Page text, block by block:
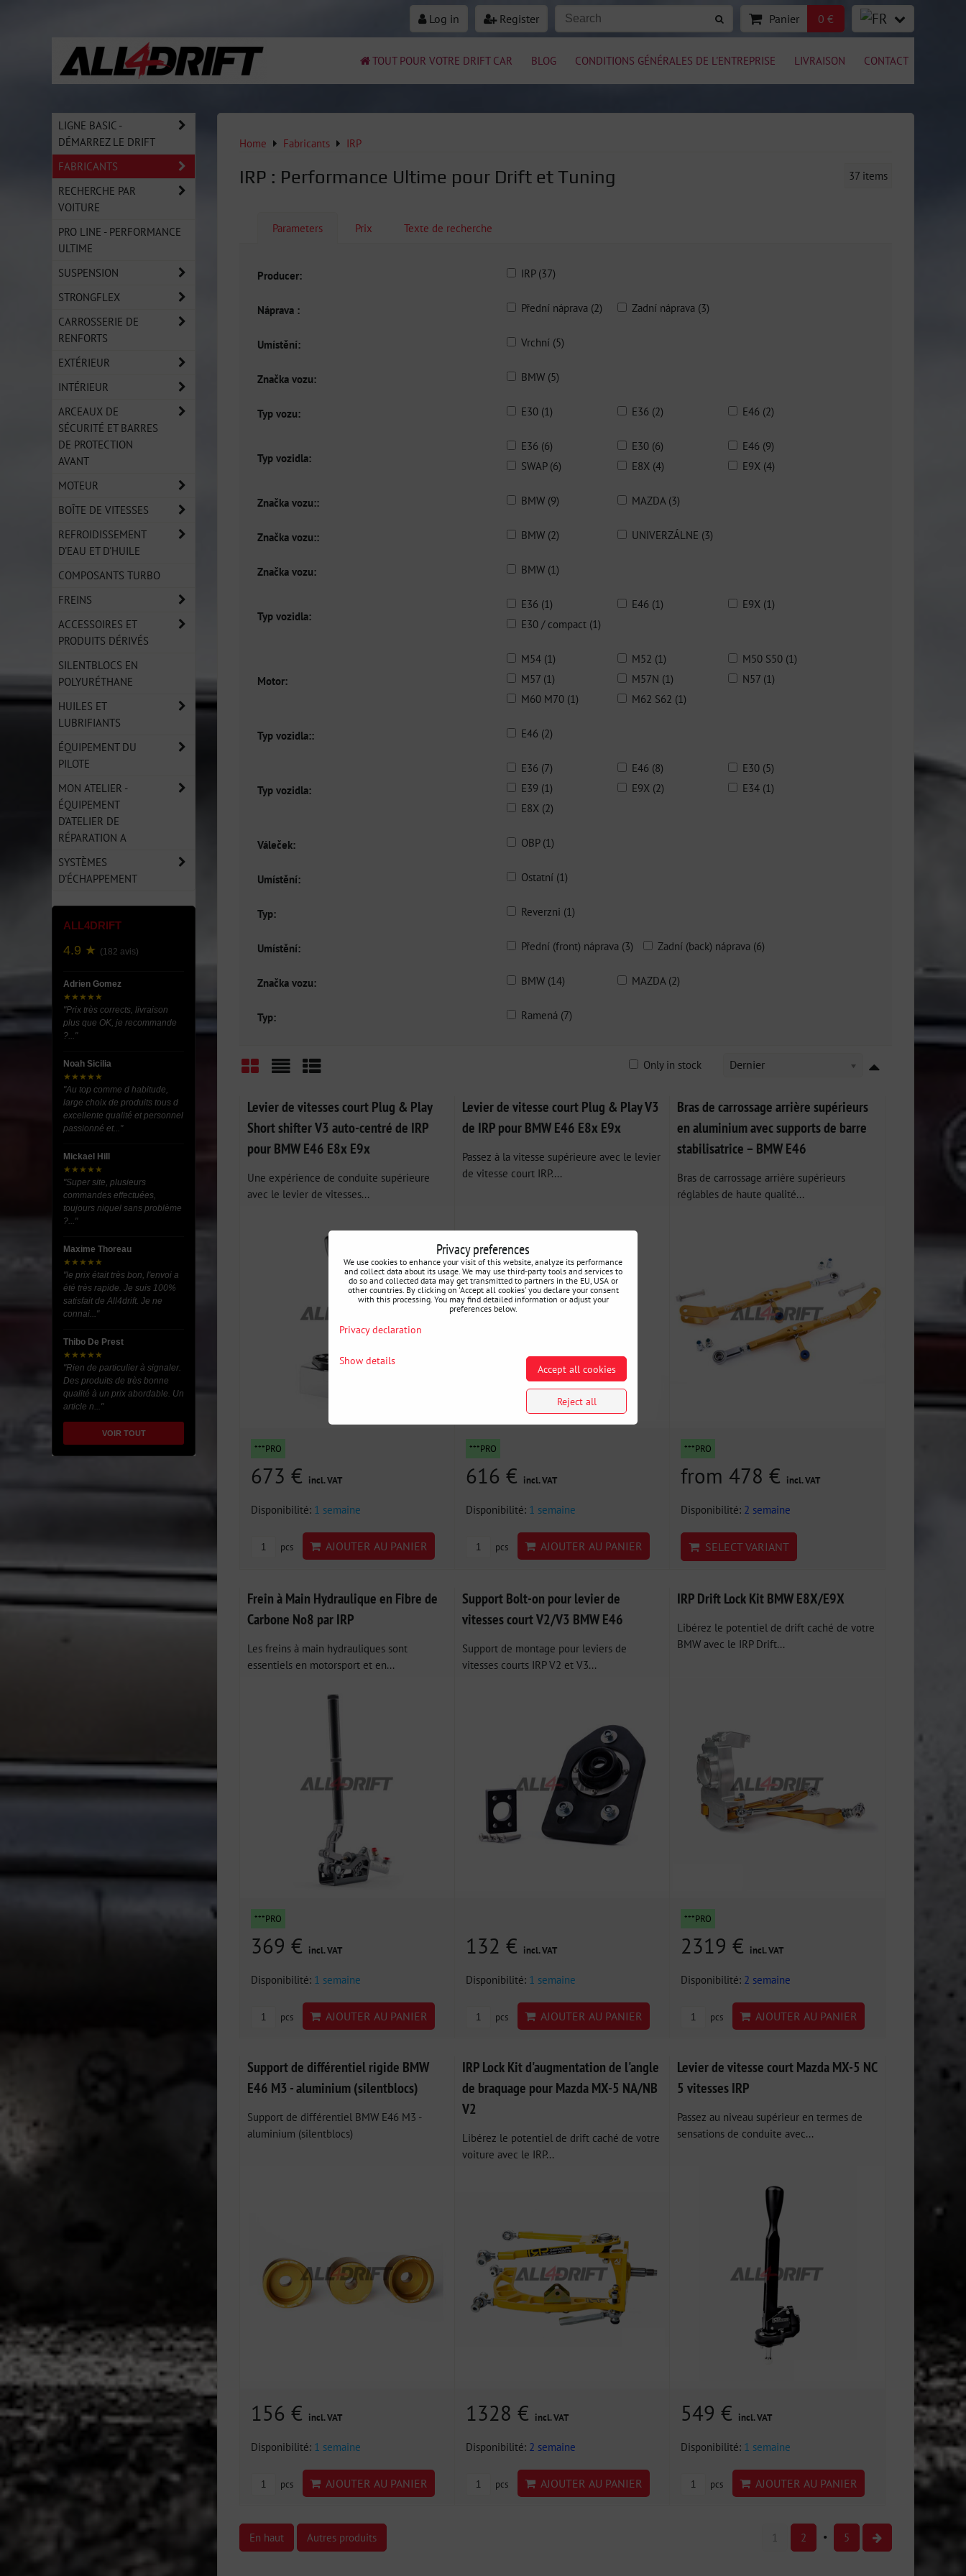
Log in Register Panier 0 €
TOUT POUR VOTRE DRIFT CAR BLOG CONDITIONS GÉNÉRALES DE L'ENTREPRISE LIVRAISON CONTACT
Home Fabricants IRP
IRP : Performance Ultime pour Drift et Tuning 37 items
Parameters Prix Texte de recherche
Producer: IRP (37)
Náprava : Přední náprava (2) Zadní náprava (3)
Umístění: Vrchní (5)
Značka vozu: BMW (5)
Typ vozu: E30 (1) E36 (2) E46 (2)
Typ vozidla:
E36 (6) E30 (6)
E46 (9)
SWAP (6)
E8X (4) E9X (4)
Značka vozu:: BMW (9) MAZDA (3)
Značka vozu:: BMW (2) UNIVERZÁLNE (3)
Značka vozu: BMW (1)
Typ vozidla:
E36 (1) E46 (1)
E9X (1)
E30 / compact (1)
Motor:
M54 (1) M52 (1)
M50 S50 (1)
M57 (1)
M57N (1)
N57 (1)
M60 M70 (1)
M62 S62 (1)
Typ vozidla:: E46 (2)
Typ vozidla:
E36 (7) E46 (8)
E30 (5)
E39 (1)
E9X (2)
E34 (1)
E8X (2)
Váleček: OBP (1)
Umístění: Ostatní (1)
Typ: Reverzni (1)
Umístění: Přední (front) náprava (3) Zadní (back) náprava (6)
Značka vozu: BMW (14) MAZDA (2)
Typ: Ramená (7)
Dernier
Only in stock
Levier de vitesses court Plug & Play
Short shifter V3 auto-centré de IRP
pour BMW E46 E8x E9x
Une expérience de conduite supérieure
avec le levier de vitesses...
***PRO
673 € incl. VAT
Disponibilité: 1 semaine
pcs AJOUTER AU PANIER
Levier de vitesse court Plug & Play V3
de IRP pour BMW E46 E8x E9x
Passez à la vitesse supérieure avec le levier
de vitesse court IRP....
***PRO
616 € incl. VAT
Disponibilité: 1 semaine
pcs AJOUTER AU PANIER
Bras de carrossage arrière supérieurs
en aluminium avec supports de barre
stabilisatrice – BMW E46
Bras de carrossage arrière supérieurs
réglables de haute qualité...
***PRO
from 478 € incl. VAT
Disponibilité: 2 semaine
SELECT VARIANT
Frein à Main Hydraulique en Fibre de
Carbone No8 par IRP
Les freins à main hydrauliques sont
essentiels en motorsport et en...
***PRO
369 € incl. VAT
Disponibilité: 1 semaine
pcs AJOUTER AU PANIER
Support Bolt-on pour levier de
vitesses court V2/V3 BMW E46
Support de montage pour leviers de
vitesses courts IRP V2 et V3...
132 € incl. VAT
Disponibilité: 1 semaine
pcs AJOUTER AU PANIER
IRP Drift Lock Kit BMW E8X/E9X
Libérez le potentiel de drift caché de votre
BMW avec le IRP Drift...
***PRO
2319 € incl. VAT
Disponibilité: 2 semaine
pcs AJOUTER AU PANIER
Support de différentiel rigide BMW
E46 M3 - aluminium (silentblocs)
Support de différentiel BMW E46 M3 -
aluminium (silentblocs)
156 € incl. VAT
Disponibilité: 1 semaine
pcs AJOUTER AU PANIER
IRP Lock Kit d'augmentation de l'angle
de braquage pour Mazda MX-5 NA/NB
V2
Libérez le potentiel de drift caché de votre
voiture avec le IRP...
1328 € incl. VAT
Disponibilité: 2 semaine
pcs AJOUTER AU PANIER
Levier de vitesse court Mazda MX-5 NC
5 vitesses IRP
Passez au niveau supérieur en termes de
sensations de conduite avec...
549 € incl. VAT
Disponibilité: 1 semaine
pcs AJOUTER AU PANIER
En haut Autres produits 1 2 5
LIGNE BASIC -
DÉMARREZ LE DRIFT
FABRICANTS
RECHERCHE PAR
VOITURE
PRO LINE - PERFORMANCE
ULTIME
SUSPENSION
STRONGFLEX
CARROSSERIE DE
RENFORTS
EXTÉRIEUR
INTÉRIEUR
ARCEAUX DE
SÉCURITÉ ET BARRES
DE PROTECTION
AVANT
MOTEUR
BOÎTE DE VITESSES
REFROIDISSEMENT
D'EAU ET D'HUILE
COMPOSANTS TURBO
FREINS
ACCESSOIRES ET
PRODUITS DÉRIVÉS
SILENTBLOCS EN
POLYURÉTHANE
HUILES ET
LUBRIFIANTS
ÉQUIPEMENT DU
PILOTE
MON ATELIER -
ÉQUIPEMENT
D'ATELIER DE
RÉPARATION A
SYSTÈMES
D'ÉCHAPPEMENT
ALL4DRIFT
4.9 ★ (182 avis)
Adrien Gomez
★★★★★
"Prix très corrects, livraison
plus que OK, je recommande
?..."
Noah Sicilia
★★★★★
"Au top comme d habitude,
large choix de produits tous d
excellente qualité et personnel
passionné et..."
Mickael Hill
★★★★★
"Super site, plusieurs
commandes effectuées,
toujours niquel sans problème
?..."
Maxime Thoreau
★★★★★
"le prix était très bon, l'envoi a
été très rapide. Je suis 100%
satisfait de All4drift. Je ne
connai..."
Thibo De Prest
★★★★★
"Rien de particulier à signaler.
Des produits de très bonne
qualité à un prix abordable. Un
article n..."
VOIR TOUT
Privacy preferences
We use cookies to enhance your visit of this website, analyze its performance
and collect data about its usage. We may use third-party tools and services to
do so and collected data may get transmitted to partners in the EU, USA or
other countries. By clicking on 'Accept all cookies' you declare your consent
with this processing. You may find detailed information or adjust your
preferences below.
Privacy declaration
Show details
Accept all cookies
Reject all